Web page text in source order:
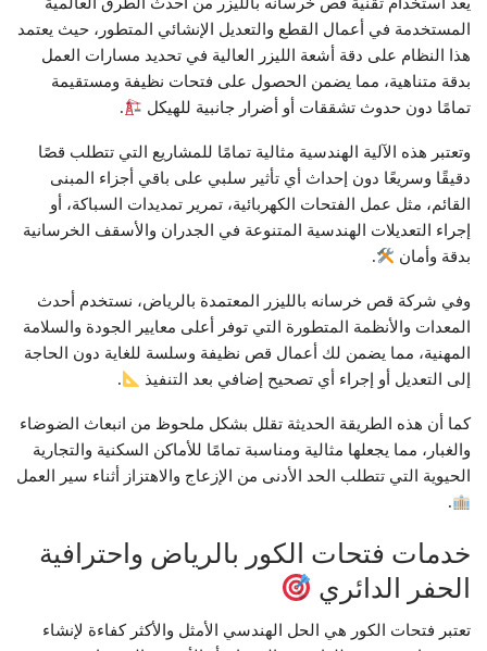
يعد استخدام تقنية قص خرسانه بالليزر من أحدث الطرق العالمية
المستخدمة في أعمال القطع والتعديل الإنشائي المتطور، حيث يعتمد
هذا النظام على دقة أشعة الليزر العالية في تحديد مسارات العمل
بدقة متناهية، مما يضمن الحصول على فتحات نظيفة ومستقيمة
تمامًا دون حدوث تشققات أو أضرار جانبية للهيكل
.
وتعتبر هذه الآلية الهندسية مثالية تمامًا للمشاريع التي تتطلب قصًا
دقيقًا وسريعًا دون إحداث أي تأثير سلبي على باقي أجزاء المبنى
القائم، مثل عمل الفتحات الكهربائية، تمرير تمديدات السباكة، أو
إجراء التعديلات الهندسية المتنوعة في الجدران والأسقف الخرسانية
بدقة وأمان
.
وفي شركة قص خرسانه بالليزر المعتمدة بالرياض، نستخدم أحدث
المعدات والأنظمة المتطورة التي توفر أعلى معايير الجودة والسلامة
المهنية، مما يضمن لك أعمال قص نظيفة وسلسة للغاية دون الحاجة
إلى التعديل أو إجراء أي تصحيح إضافي بعد التنفيذ
.
كما أن هذه الطريقة الحديثة تقلل بشكل ملحوظ من انبعاث الضوضاء
والغبار، مما يجعلها مثالية ومناسبة تمامًا للأماكن السكنية والتجارية
الحيوية التي تتطلب الحد الأدنى من الإزعاج والاهتزاز أثناء سير العمل
.
خدمات فتحات الكور بالرياض واحترافية
الحفر الدائري
تعتبر فتحات الكور هي الحل الهندسي الأمثل والأكثر كفاءة لإنشاء